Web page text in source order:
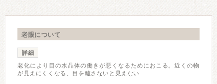
老眼について
詳細
老化により目の水晶体の働きが悪くなるためにおこる。近くの物
が見えにくくなる、目を離さないと見えない